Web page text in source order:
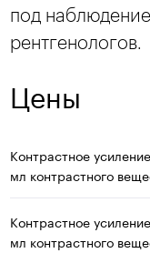
под
рентгенологов.
Цены
Контрастное
мл контрастного
Контрастное
мл контрастного